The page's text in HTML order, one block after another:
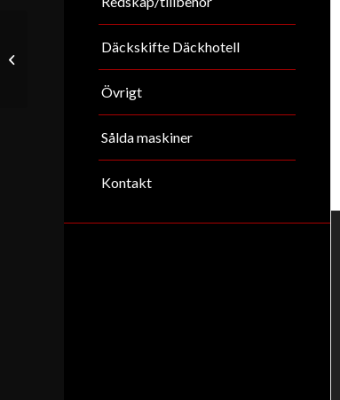
Däckskifte Däckhotell
Övrigt
Sålda maskiner
Kontakt